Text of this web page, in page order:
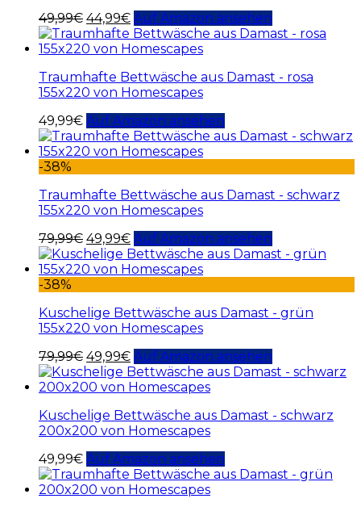
49,99€ 44,99€ Auf Amazon ansehen
Traumhafte Bettwäsche aus Damast - rosa
155x220 von Homescapes
49,99€ Auf Amazon ansehen
-38%
Traumhafte Bettwäsche aus Damast - schwarz
155x220 von Homescapes
79,99€ 49,99€ Auf Amazon ansehen
-38%
Kuschelige Bettwäsche aus Damast - grün
155x220 von Homescapes
79,99€ 49,99€ Auf Amazon ansehen
Kuschelige Bettwäsche aus Damast - schwarz
200x200 von Homescapes
49,99€ Auf Amazon ansehen